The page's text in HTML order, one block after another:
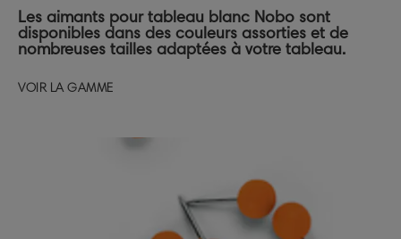
Les aimants pour tableau blanc Nobo sont
disponibles dans des couleurs assorties et de
nombreuses tailles adaptées à votre tableau.
VOIR LA GAMME